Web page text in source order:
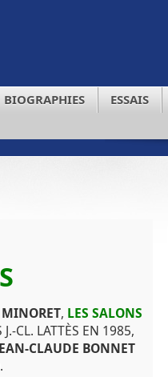
BIOGRAPHIES ESSAIS
, LES SALONS
CL. LATTÈS EN 1985,
CLAUDE BONNET